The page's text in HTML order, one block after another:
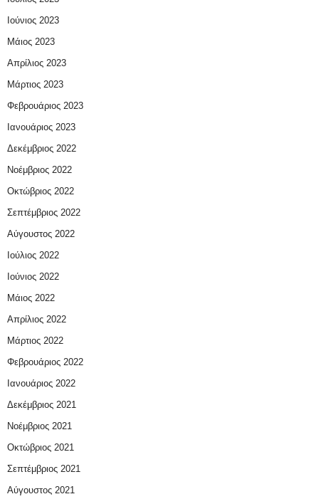
Ιούνιος 2023
Μάιος 2023
Απρίλιος 2023
Μάρτιος 2023
Φεβρουάριος 2023
Ιανουάριος 2023
Δεκέμβριος 2022
Νοέμβριος 2022
Οκτώβριος 2022
Σεπτέμβριος 2022
Αύγουστος 2022
Ιούλιος 2022
Ιούνιος 2022
Μάιος 2022
Απρίλιος 2022
Μάρτιος 2022
Φεβρουάριος 2022
Ιανουάριος 2022
Δεκέμβριος 2021
Νοέμβριος 2021
Οκτώβριος 2021
Σεπτέμβριος 2021
Αύγουστος 2021